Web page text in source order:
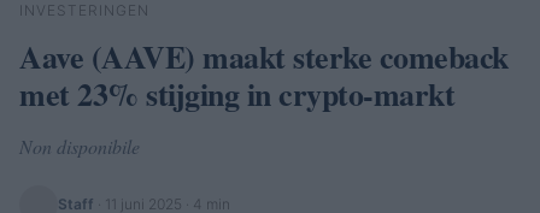
Zoeken
INVESTERINGEN
Aave (AAVE) maakt sterke comeback
met 23% stijging in crypto-markt
Non disponibile
Staff 11 juni 2025 · 4 min